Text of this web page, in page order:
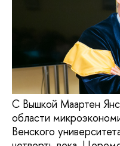
С Вышкой Маартен
области
Венского